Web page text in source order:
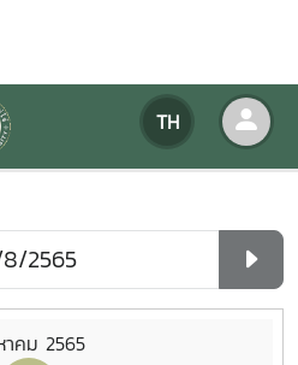
TH
งหน่วยงาน
าน
คม 2565